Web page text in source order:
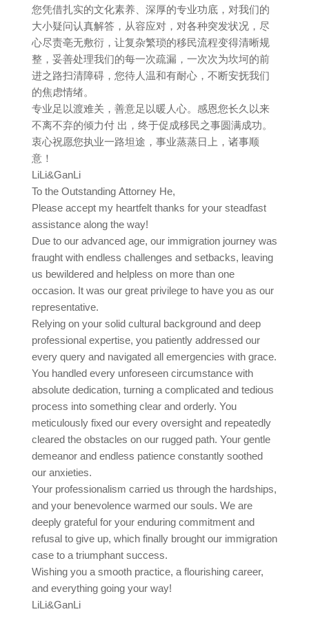
您凭借扎实的文化素养、深厚的专业功底，对我们的
大小疑问认真解答，从容应对，对各种突发状况，尽
心尽责亳无敷衍，让复杂繁琐的移民流程变得清晰规
整，妥善处理我们的每一次疏漏，一次次为坎坷的前
进之路扫清障碍，您待人温和有耐心，不断安抚我们
的焦虑情绪。
专业足以渡难关，善意足以暖人心。感恩您长久以来
不离不弃的倾力付 出，终于促成移民之事圆满成功。
衷心祝愿您执业一路坦途，事业蒸蒸日上，诸事顺
意！
LiLi&GanLi
To the Outstanding Attorney He,
Please accept my heartfelt thanks for your steadfast
assistance along the way!
Due to our advanced age, our immigration journey was
fraught with endless challenges and setbacks, leaving
us bewildered and helpless on more than one
occasion. It was our great privilege to have you as our
representative.
Relying on your solid cultural background and deep
professional expertise, you patiently addressed our
every query and navigated all emergencies with grace.
You handled every unforeseen circumstance with
absolute dedication, turning a complicated and tedious
process into something clear and orderly. You
meticulously fixed our every oversight and repeatedly
cleared the obstacles on our rugged path. Your gentle
demeanor and endless patience constantly soothed
our anxieties.
Your professionalism carried us through the hardships,
and your benevolence warmed our souls. We are
deeply grateful for your enduring commitment and
refusal to give up, which finally brought our immigration
case to a triumphant success.
Wishing you a smooth practice, a flourishing career,
and everything going your way!
LiLi&GanLi